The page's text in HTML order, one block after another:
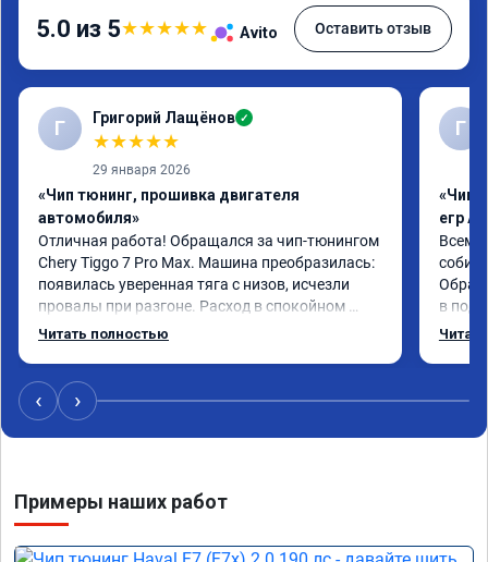
5.0 из 5★★★★★ Avito Оставить отзыв
Г Григорий Лащёнов ✓
★★★★★
29 января 2026
«Чип тюнинг, прошивка двигателя
автомобиля»
Отличная работа! Обращался за чип-тюнингом
Chery Tiggo 7 Pro Max. Машина преобразилась:
появилась уверенная тяга с низов, исчезли
провалы при разгоне. Расход в спокойном
режиме даже немного снизился. Все сделали
Читать полностью
Г
«Чип
егр
Всем
в
‹ ›
Примеры наших работ